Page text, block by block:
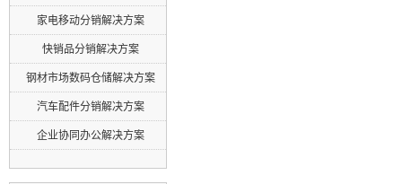
家电移动分销解决方案
快销品分销解决方案
钢材市场数码仓储解决方案
汽车配件分销解决方案
企业协同办公解决方案